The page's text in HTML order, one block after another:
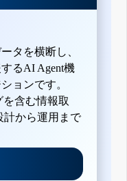
タを横断し、
るAI Agent機
ョンです。
含む情報取
計から運用まで